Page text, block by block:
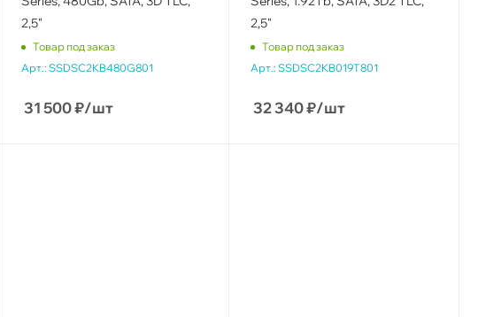
2,5"
Товар под заказ
Арт.: SSDSC2KB480G801
31 500₽/шт
2,5"
Товар под заказ
Арт.: SSDSC2KB019T801
32 340₽/шт